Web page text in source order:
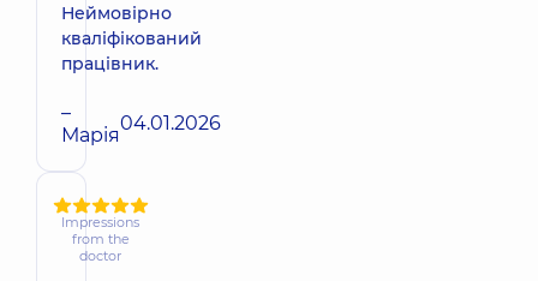
Неймовірно
кваліфікований
працівник.
–
Марія04.01.2026
Impressions
from the
doctor